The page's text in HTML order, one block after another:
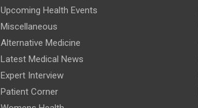
Upcoming Health Events
Miscellaneous
Alternative Medicine
Latest Medical News
Expert Interview
Patient Corner